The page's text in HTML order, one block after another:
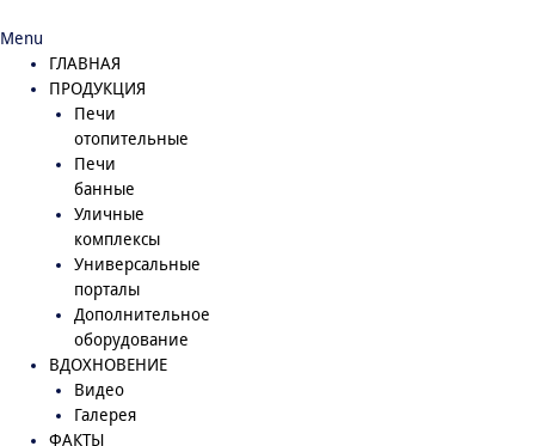
Menu
ГЛАВНАЯ
ПРОДУКЦИЯ
Печи
отопительные
Печи
банные
Уличные
комплексы
Универсальные
порталы
Дополнительное
оборудование
ВДОХНОВЕНИЕ
Видео
Галерея
ФАКТЫ